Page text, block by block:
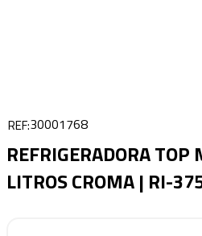
30001768
REFRIGERADORA
LITROS CROMA | RI-